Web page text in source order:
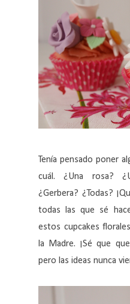
Tenía pensado poner
cuál. ¿Una rosa?
¿Gerbera? ¿Todas?
todas las que sé
estos cupcakes
la Madre. ¡Sé que
pero las ideas nunca